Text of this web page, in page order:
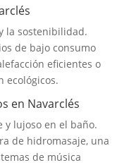
la sostenibilidad.
de bajo consumo
eficientes o
ecológicos.
en Navarclés
lujoso en el baño.
de hidromasaje, una
de música